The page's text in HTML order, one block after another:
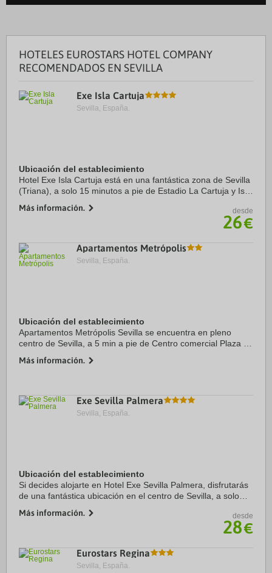
HOTELES EUROSTARS HOTEL COMPANY
RECOMENDADOS EN SEVILLA
Exe Isla Cartuja
Sevilla, España.
Ubicación del establecimiento
Hotel Exe Isla Cartuja está en una fantástica zona de Sevilla
(Triana), a solo 15 minutos a pie de Estadio La Cartuja y Isla
Catedral de Sevilla y a 4,7 ...
Más información. desde
26€
Apartamentos Metrópolis
Sevilla, España.
Ubicación del establecimiento
Apartamentos Metrópolis Sevilla se encuentra en pleno
centro de Sevilla, a 5 min a pie de Centro comercial Plaza de
apartamento se encuentra a 1,6 km ...
Más información.
Exe Sevilla Palmera
Sevilla, España.
Ubicación del establecimiento
Si decides alojarte en Hotel Exe Sevilla Palmera, disfrutarás
de una fantástica ubicación en el centro de Sevilla, a solo
de Armas. Además, este ...
Más información. desde
28€
Eurostars Regina
Sevilla, España.